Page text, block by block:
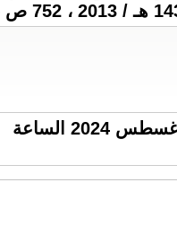
المشاهدات : 4294 | السبت 17 اغسطس 2024 الساعة